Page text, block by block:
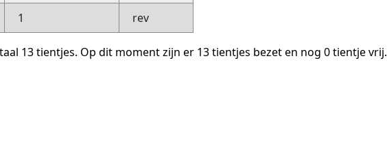
1 rev
13 tientjes. Op dit moment zijn er 13 tientjes bezet en nog 0 tientje vrij.